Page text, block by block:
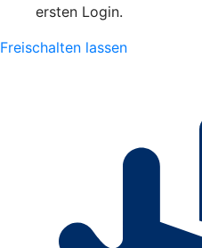
ersten Login.
Freischalten lassen